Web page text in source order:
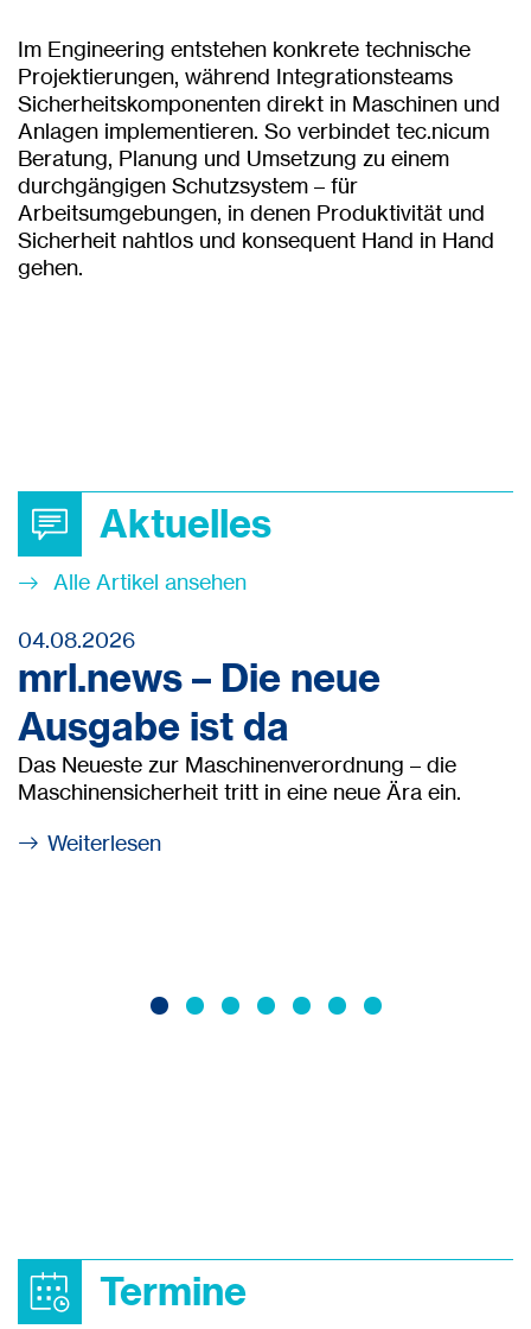
Im Engineering entstehen konkrete technische
Projektierungen, während Integrationsteams
Sicherheitskomponenten direkt in Maschinen und
Anlagen implementieren. So verbindet tec.nicum
Beratung, Planung und Umsetzung zu einem
durchgängigen Schutzsystem – für
Arbeitsumgebungen, in denen Produktivität und
Sicherheit nahtlos und konsequent Hand in Hand
gehen.
Aktuelles
Alle Artikel ansehen
04.08.2026
mrl.news – Die neue
Ausgabe ist da
Das Neueste zur Maschinenverordnung – die
Maschinensicherheit tritt in eine neue Ära ein.
Weiterlesen
Termine